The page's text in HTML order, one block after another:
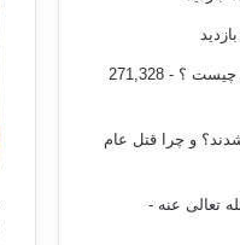
چیست ؟
- 271,328
و چرا قتل عام
تعالی عنه -